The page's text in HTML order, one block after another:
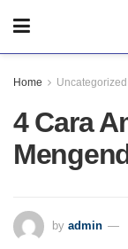
Home Uncategorized
4 Cara
by admin